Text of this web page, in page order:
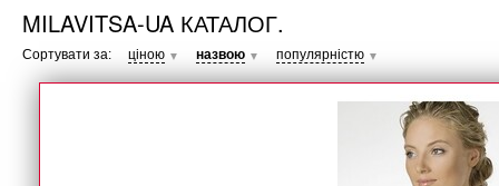
MILAVITSA-UA КАТАЛОГ.
Сортувати за: ціною ▼ назвою ▼ популярністю ▼